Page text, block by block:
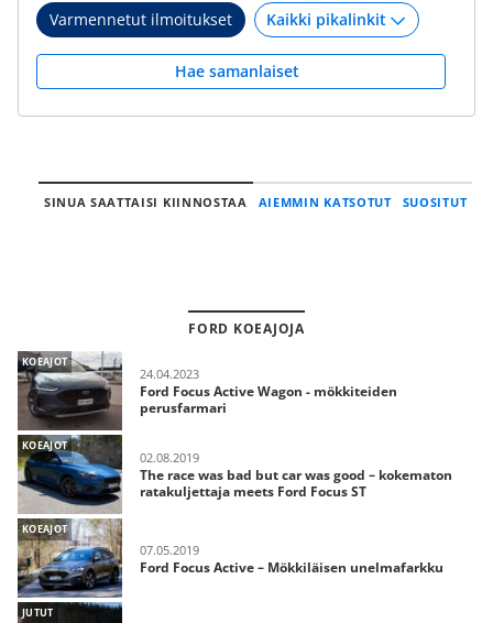
Varmennetut ilmoitukset
Hae samanlaiset
SINUA SAATTAISI KIINNOSTAA AIEMMIN KATSOTUT SUOSITUT
FORD KOEAJOJA
KOEAJOT
24.04.2023
Ford Focus Active Wagon - mökkiteiden
perusfarmari
KOEAJOT
02.08.2019
The race was bad but car was good – kokematon
ratakuljettaja meets Ford Focus ST
KOEAJOT
07.05.2019
Ford Focus Active – Mökkiläisen unelmafarkku
JUTUT